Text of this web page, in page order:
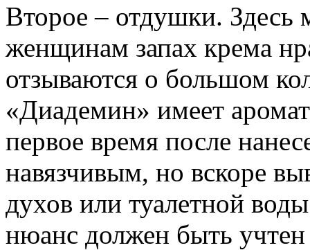
Второе – отдушки. Здесь
женщинам запах крема
отзываются о большом
«Диадемин» имеет
первое время после
навязчивым, но вскоре
духов или туалетной
нюанс должен быть